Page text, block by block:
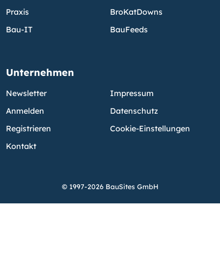
Praxis
Bau-IT
BroKatDowns
BauFeeds
Unternehmen
Newsletter
Anmelden
Registrieren
Kontakt
Impressum
Datenschutz
Cookie-Einstellungen
© 1997-2026 BauSites GmbH